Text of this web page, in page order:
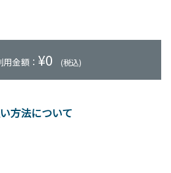
用金額： ¥0 (税込)
方法について